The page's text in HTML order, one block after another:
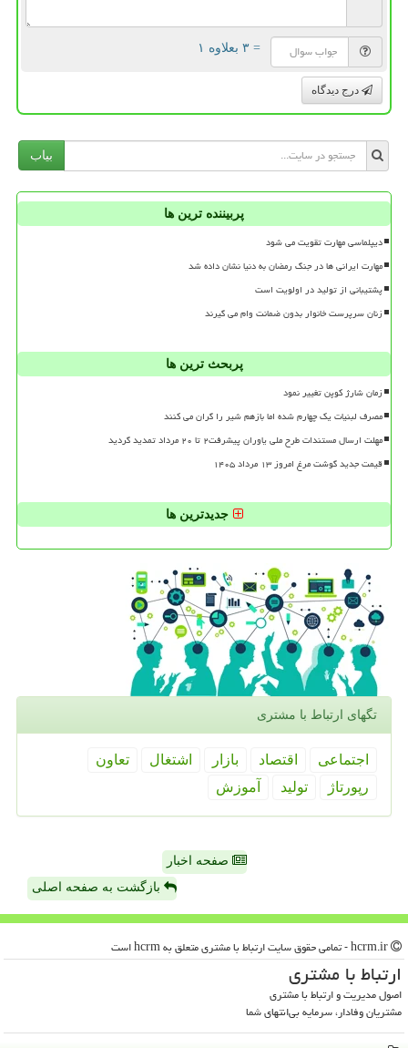
= ۳ بعلاوه ۱
درج دیدگاه
بیاب
پربیننده ترین ها
دیپلماسی مهارت تقویت می شود
مهارت ایرانی ها در جنگ رمضان به دنیا نشان داده شد
پشتیبانی از تولید در اولویت است
زنان سرپرست خانوار بدون ضمانت وام می گیرند
پربحث ترین ها
زمان شارژ کوپن تغییر نمود
مصرف لبنیات یک چهارم شده اما بازهم شیر را گران می کنند
مهلت ارسال مستندات طرح ملی یاوران پیشرفت۲ تا ۲۰ مرداد تمدید گردید
قیمت جدید گوشت مرغ امروز ۱۳ مرداد ۱۴۰۵
جدیدترین ها
تگهای ارتباط با مشتری
اجتماعی اقتصاد بازار اشتغال
تعاون
رپورتاژ
تولید آموزش
صفحه اخبار
بازگشت به صفحه اصلی
ارتباط با مشتری
اصول مدیریت و ارتباط با مشتری
مشتریان وفادار، سرمایه بی‌انتهای شما